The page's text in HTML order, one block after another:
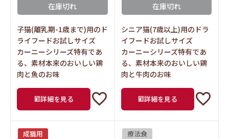
在庫切れ
子猫(離乳期-1歳まで)用のド
ライフードお試しサイズ
カーニーシリーズ特有であ
る、素材本来のおいしい鶏
肉と魚のお味
詳細を見る
在庫切れ
シニア猫(7歳以上)用のドラ
イフードお試しサイズ
カーニーシリーズ特有であ
る、素材本来のおいしい鶏
肉と牛肉のお味
詳細を見る
成猫用
療法食